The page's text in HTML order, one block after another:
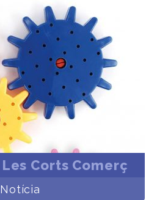
Les Corts Comerç
Notícia